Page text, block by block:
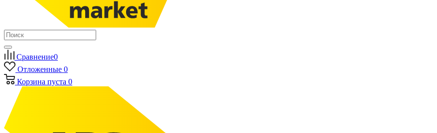
Сравнение0
Отложенные 0
Корзина пуста 0